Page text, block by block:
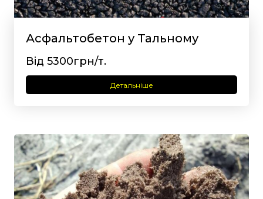
Асфальтобетон у Тальному
Від 5300грн/т.
Детальніше